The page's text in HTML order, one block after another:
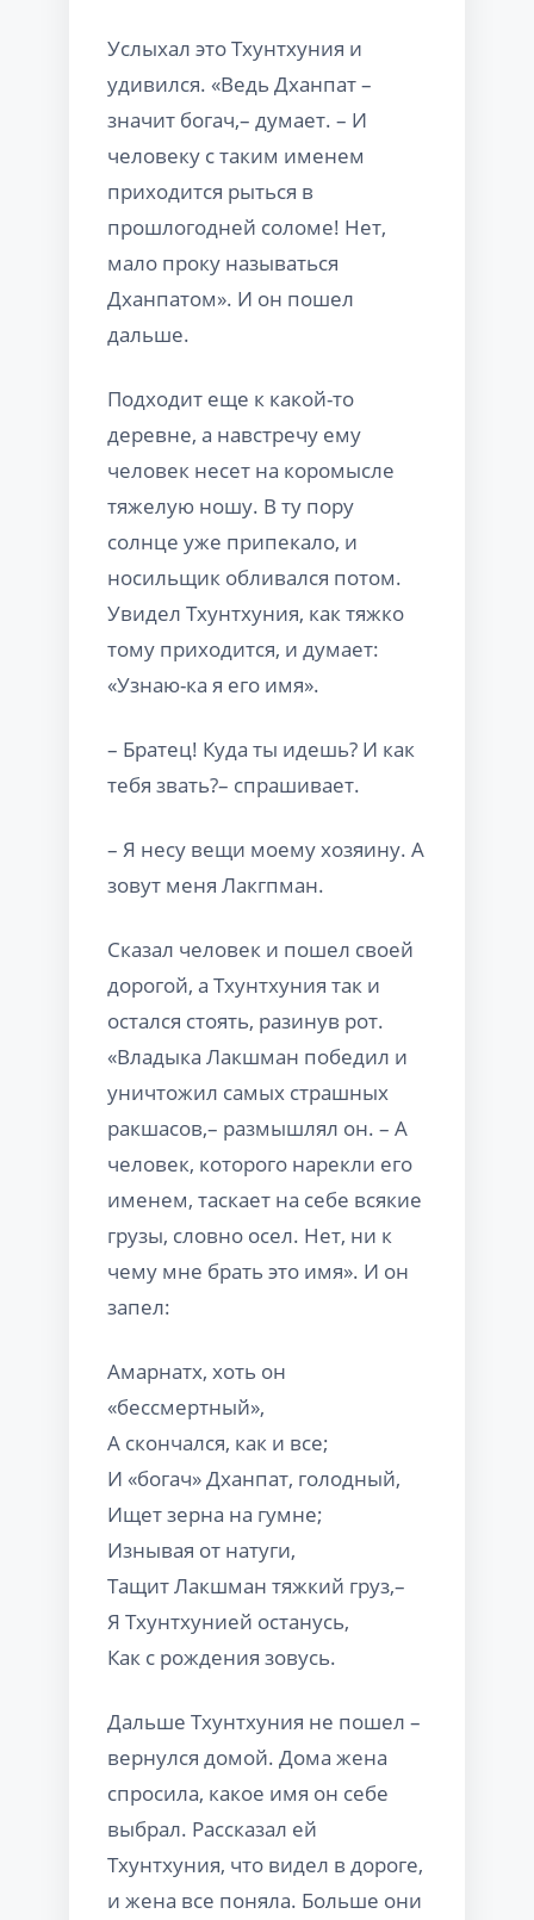
Услыхал это Тхунтхуния и
удивился. «Ведь Дханпат –
значит богач,– думает. – И
человеку с таким именем
приходится рыться в
прошлогодней соломе! Нет,
мало проку называться
Дханпатом». И он пошел
дальше.
Подходит еще к какой-то
деревне, а навстречу ему
человек несет на коромысле
тяжелую ношу. В ту пору
солнце уже припекало, и
носильщик обливался потом.
Увидел Тхунтхуния, как тяжко
тому приходится, и думает:
«Узнаю-ка я его имя».
– Братец! Куда ты идешь? И как
тебя звать?– спрашивает.
– Я несу вещи моему хозяину. А
зовут меня Лакгпман.
Сказал человек и пошел своей
дорогой, а Тхунтхуния так и
остался стоять, разинув рот.
«Владыка Лакшман победил и
уничтожил самых страшных
ракшасов,– размышлял он. – А
человек, которого нарекли его
именем, таскает на себе всякие
грузы, словно осел. Нет, ни к
чему мне брать это имя». И он
запел:
Амарнатх, хоть он
«бессмертный»,
А скончался, как и все;
И «богач» Дханпат, голодный,
Ищет зерна на гумне;
Изнывая от натуги,
Тащит Лакшман тяжкий груз,–
Я Тхунтхунией останусь,
Как с рождения зовусь.
Дальше Тхунтхуния не пошел –
вернулся домой. Дома жена
спросила, какое имя он себе
выбрал. Рассказал ей
Тхунтхуния, что видел в дороге,
и жена все поняла. Больше они